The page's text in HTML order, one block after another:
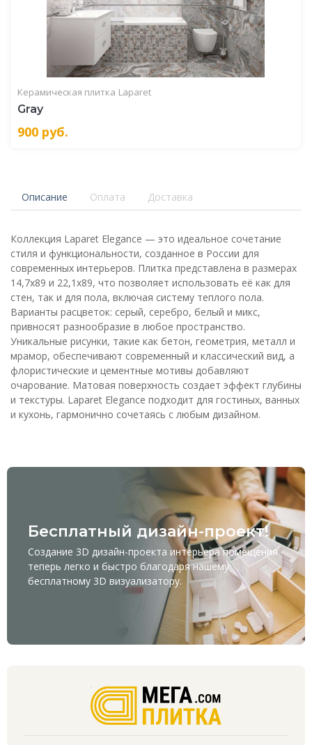
Керамическая плитка Laparet
Gray
900 руб.
Описание Оплата Доставка
Коллекция Laparet Elegance — это идеальное сочетание
стиля и функциональности, созданное в России для
современных интерьеров. Плитка представлена в размерах
14,7x89 и 22,1x89, что позволяет использовать её как для
стен, так и для пола, включая систему теплого пола.
Варианты расцветок: серый, серебро, белый и микс,
привносят разнообразие в любое пространство.
Уникальные рисунки, такие как бетон, геометрия, металл и
мрамор, обеспечивают современный и классический вид, а
флористические и цементные мотивы добавляют
очарование. Матовая поверхность создает эффект глубины
и текстуры. Laparet Elegance подходит для гостиных, ванных
и кухонь, гармонично сочетаясь с любым дизайном.
Бесплатный дизайн-проект!
Создание 3D дизайн-проекта интерьера помещения
теперь легко и быстро благодаря нашему
бесплатному 3D визуализатору.